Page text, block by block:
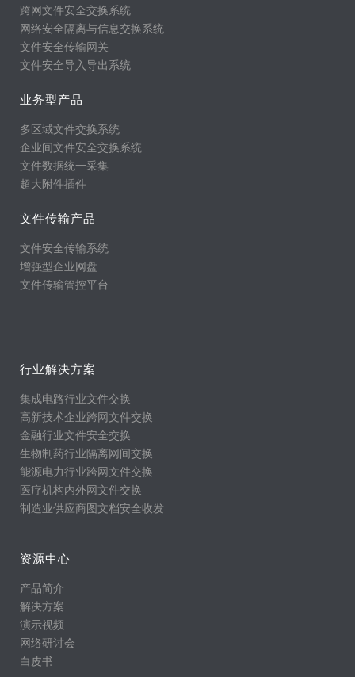
跨网文件安全交换系统
网络安全隔离与信息交换系统
文件安全传输网关
文件安全导入导出系统
业务型产品
多区域文件交换系统
企业间文件安全交换系统
文件数据统一采集
超大附件插件
文件传输产品
文件安全传输系统
增强型企业网盘
文件传输管控平台
行业解决方案
集成电路行业文件交换
高新技术企业跨网文件交换
金融行业文件安全交换
生物制药行业隔离网间交换
能源电力行业跨网文件交换
医疗机构内外网文件交换
制造业供应商图文档安全收发
资源中心
产品简介
解决方案
演示视频
网络研讨会
白皮书